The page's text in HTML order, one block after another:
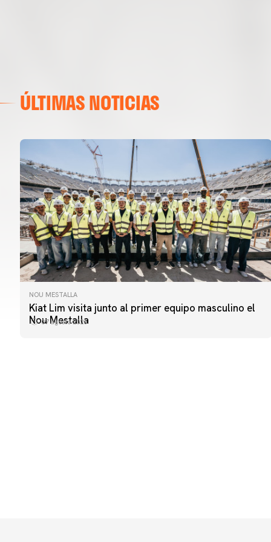
ÚLTIMAS NOTICIAS
NOU MESTALLA
Kiat Lim visita junto al primer equipo masculino el
Nou Mestalla
07 agosto 2026
PRIMER EQUIPO
ENTRENAMIENTO DEL VALENCIA CF 7/8/2026